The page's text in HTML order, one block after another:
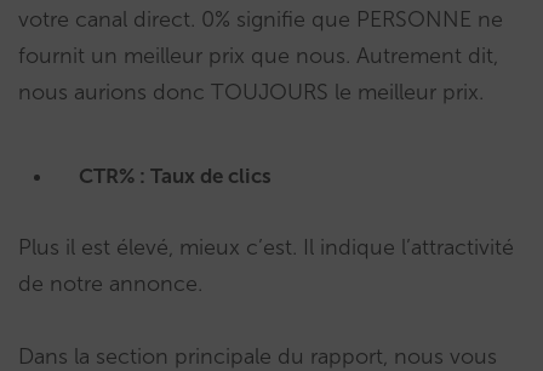
votre canal direct. 0% signifie que PERSONNE ne
fournit un meilleur prix que nous. Autrement dit,
nous aurions donc TOUJOURS le meilleur prix.
CTR% : Taux de clics
Plus il est élevé, mieux c’est. Il indique l’attractivité
de notre annonce.
Dans la section principale du rapport, nous vous